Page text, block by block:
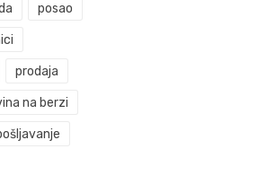
posao
prodaja
na berzi